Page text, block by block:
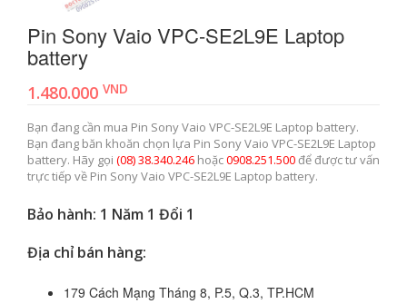
Pin Sony Vaio VPC-SE2L9E Laptop
battery
1.480.000 VND
Bạn đang cần mua Pin Sony Vaio VPC-SE2L9E Laptop battery.
Bạn đang băn khoăn chọn lựa Pin Sony Vaio VPC-SE2L9E Laptop
battery. Hãy gọi (08) 38.340.246 hoặc0908.251.500để được tư vấn
trực tiếp về Pin Sony Vaio VPC-SE2L9E Laptop battery.
Bảo hành: 1 Năm 1 Đổi 1
Địa chỉ bán hàng:
179 Cách Mạng Tháng 8, P.5, Q.3, TP.HCM